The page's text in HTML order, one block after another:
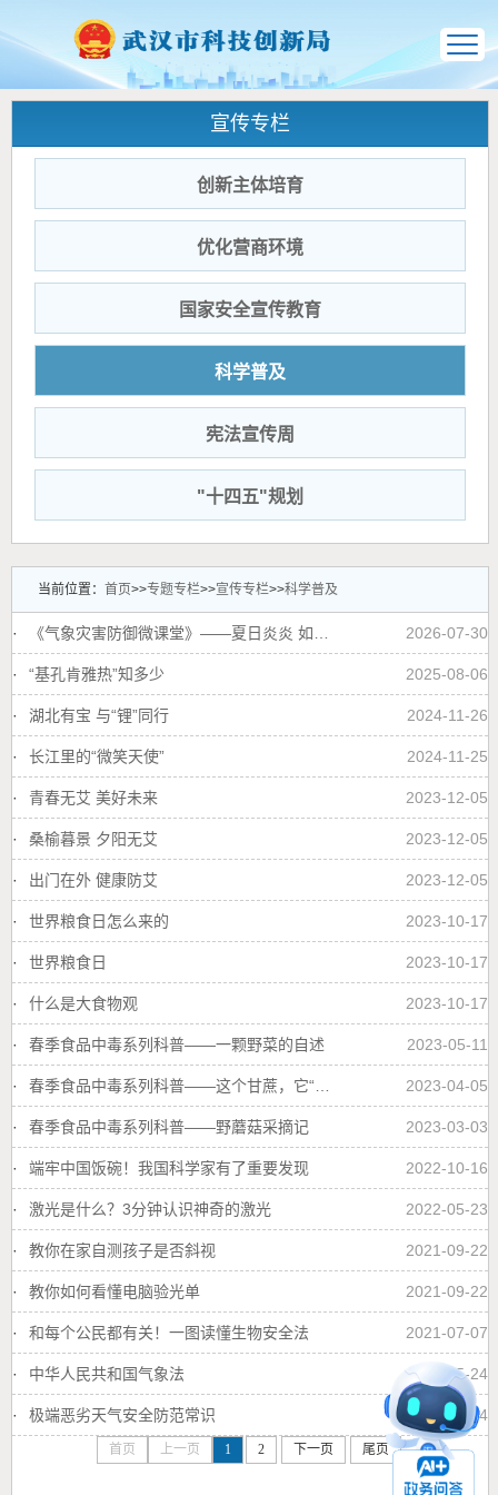
宣传专栏
创新主体培育
优化营商环境
国家安全宣传教育
科学普及
宪法宣传周
"十四五"规划
当前位置： 首页>>专题专栏>>宣传专栏>>科学普及
2026-07-30
·
2025-08-06
· “基孔肯雅热”知多少
2024-11-26
· 湖北有宝 与“锂”同行
2024-11-25
· 长江里的“微笑天使”
2023-12-05
· 青春无艾 美好未来
2023-12-05
· 桑榆暮景 夕阳无艾
2023-12-05
· 出门在外 健康防艾
2023-10-17
· 世界粮食日怎么来的
2023-10-17
· 世界粮食日
2023-10-17
· 什么是大食物观
2023-05-11
· 春季食品中毒系列科普——一颗野菜的自述
2023-04-05
·
2023-03-03
· 春季食品中毒系列科普——野蘑菇采摘记
2022-10-16
· 端牢中国饭碗！我国科学家有了重要发现
2022-05-23
· 激光是什么？3分钟认识神奇的激光
2021-09-22
· 教你在家自测孩子是否斜视
2021-09-22
· 教你如何看懂电脑验光单
2021-07-07
· 和每个公民都有关！一图读懂生物安全法
2021-05-24
· 中华人民共和国气象法
2021-05-24
· 极端恶劣天气安全防范常识
首页 上一页 1 2 下一页 尾页